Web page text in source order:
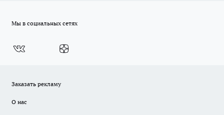
Мы в социальных сетях
Заказать рекламу
О нас